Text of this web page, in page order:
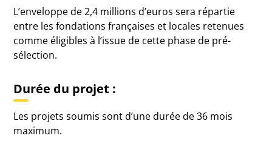
L’enveloppe de 2,4 millions d’euros sera répartie
entre les fondations françaises et locales retenues
comme éligibles à l’issue de cette phase de pré-
sélection.
Durée du projet :
Les projets soumis sont d’une durée de 36 mois
maximum.